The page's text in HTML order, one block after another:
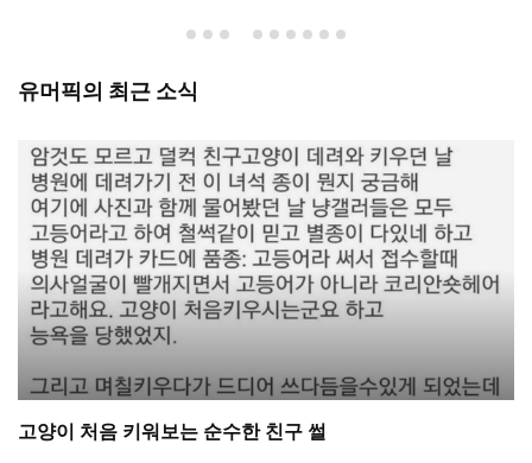
유머픽의 최근 소식
고양이 처음 키워보는 순수한 친구 썰